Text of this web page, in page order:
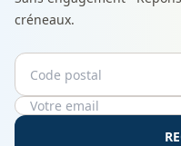
créneaux.
Code postal
Email